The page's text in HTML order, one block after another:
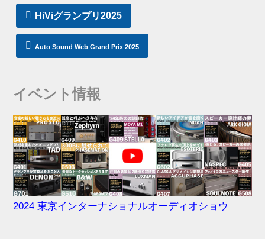
HiViグランプリ2025
Auto Sound Web Grand Prix 2025
イベント情報
2024 東京インターナショナルオーディオショウ